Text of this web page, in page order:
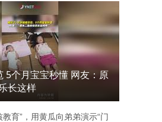
5个月宝宝秒懂 网友：原
长这样
教育”，用黄瓜向弟弟演示“门